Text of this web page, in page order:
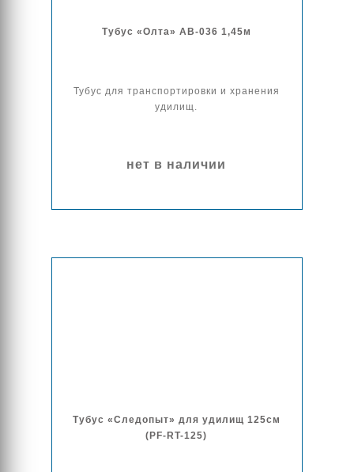
Тубус «Олта» AB-036 1,45м
Тубус для транспортировки и хранения
удилищ.
нет в наличии
Тубус «Следопыт» для удилищ 125см
(PF-RT-125)